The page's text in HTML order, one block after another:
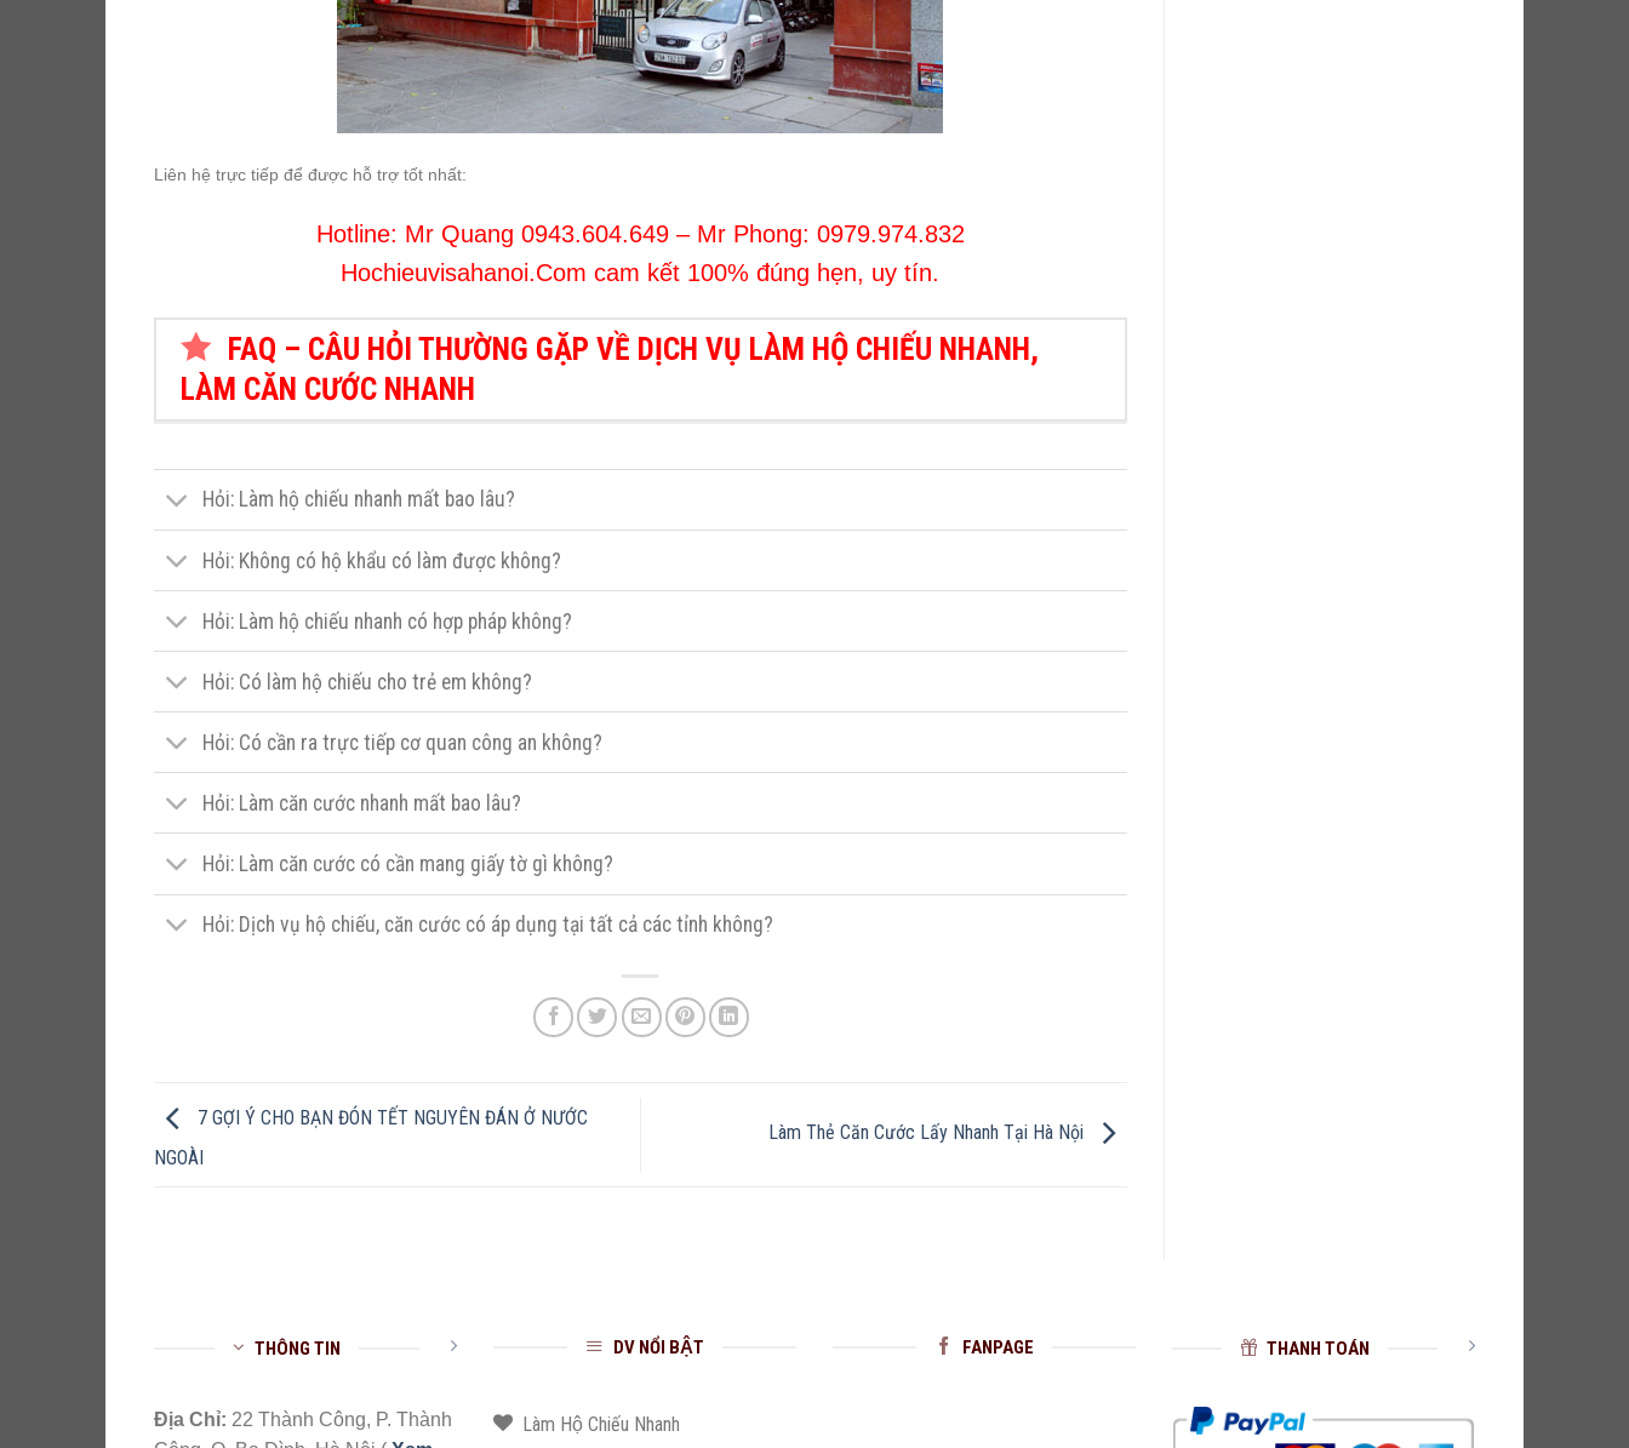
Liên hệ trực tiếp để được hỗ trợ tốt nhất:
Hotline: Mr Quang 0943.604.649– Mr Phong: 0979.974.832
Hochieuvisahanoi.Com cam kết 100% đúng hẹn, uy tín.
FAQ – CÂU HỎI THƯỜNG GẶP VỀ DỊCH VỤ LÀM HỘ CHIẾU NHANH,
LÀM CĂN CƯỚC NHANH
Hỏi: Làm hộ chiếu nhanh mất bao lâu?
Hỏi: Không có hộ khẩu có làm được không?
Hỏi: Làm hộ chiếu nhanh có hợp pháp không?
Hỏi: Có làm hộ chiếu cho trẻ em không?
Hỏi: Có cần ra trực tiếp cơ quan công an không?
Hỏi: Làm căn cước nhanh mất bao lâu?
Hỏi: Làm căn cước có cần mang giấy tờ gì không?
Hỏi: Dịch vụ hộ chiếu, căn cước có áp dụng tại tất cả các tỉnh không?
7 GỢI Ý CHO BẠN ĐÓN TẾT NGUYÊN ĐÁN Ở NƯỚC
NGOÀI
Làm Thẻ Căn Cước Lấy Nhanh Tại Hà Nội
THÔNG TIN
Địa Chỉ: 22 Thành Công, P. Thành
DV NỔI BẬT
Làm Hộ Chiếu Nhanh
FANPAGE THANH TOÁN